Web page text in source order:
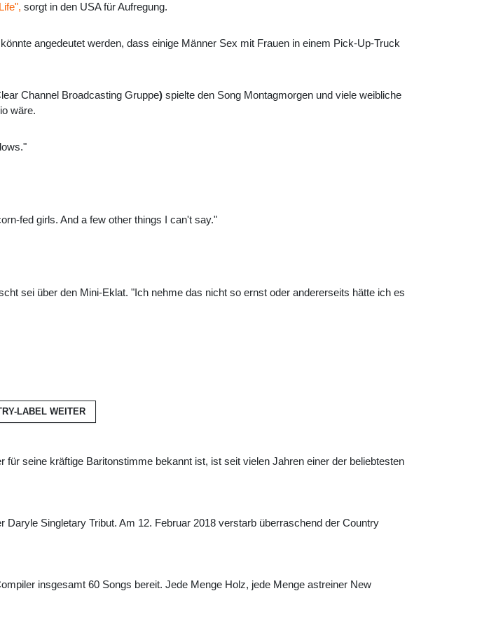
sorgt in den USA für Aufregung.
angedeutet werden, dass einige Männer Sex mit Frauen in einem Pick-Up-Truck
Channel Broadcasting Gruppe) spielte den Song Montagmorgen und viele weibliche
wäre.
fed girls. And a few other things I can't say."
sei über den Mini-Eklat. "Ich nehme das nicht so ernst oder andererseits hätte ich es
LABEL WEITER
seine kräftige Baritonstimme bekannt ist, ist seit vielen Jahren einer der beliebtesten
Singletary Tribut. Am 12. Februar 2018 verstarb überraschend der Country
insgesamt 60 Songs bereit. Jede Menge Holz, jede Menge astreiner New